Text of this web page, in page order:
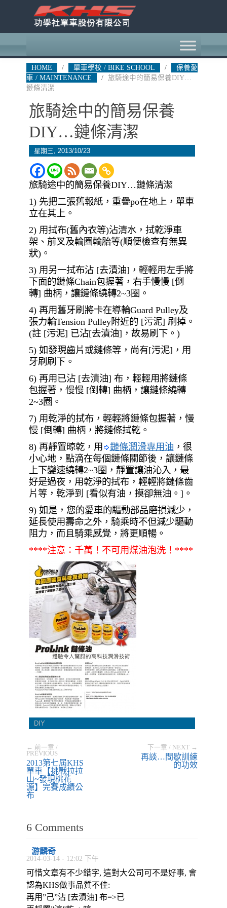
HOME / 單車學校 / BIKE SCHOOL /
保養愛
車 / MAINTENANCE
/
旅騎途中的簡易保養DIY…
鏈條清潔
旅騎途中的簡易保養
DIY…鏈條清潔
星期三, 2013/10/23
旅騎途中的簡易保養DIY…鏈條清潔
1) 先把二張舊報紙，重疊po在地上，單車
立在其上。
2) 用拭布(舊內衣等)沾清水，拭乾淨車
架、前叉及輪圈輪胎等(順便檢查有無異
狀)。
3) 用另一拭布沾 [去漬油]，輕輕用左手將
下面的鏈條Chain包握著，右手慢慢 [倒
轉] 曲柄，讓鏈條繞轉2~3圈。
4) 再用舊牙刷將卡在導輪Guard Pulley及
張力輪Tension Pulley附近的 [污泥] 刷掉。
(註 [污泥] 已沾[去漬油]，故易刷下。)
5) 如發現齒片或鏈條等，尚有[污泥]，用
牙刷刷下。
6) 再用已沾 [去漬油] 布，輕輕用將鏈條
包握著，慢慢 [倒轉] 曲柄，讓鏈條繞轉
2~3圈。
7) 用乾淨的拭布，輕輕將鏈條包握著，慢
慢 [倒轉] 曲柄，將鏈條拭乾。
8) 再靜置晾乾，用
鏈條潤滑專用油 ，很
小心地，點滴在每個鏈條關節後，讓鏈條
上下變速繞轉2~3圈，靜置讓油沁入，最
好是過夜，用乾淨的拭布，輕輕將鏈條齒
片等，乾淨到 [看似有油，摸卻無油。]。
9) 如是，您的愛車的驅動部品磨損減少，
延長使用壽命之外，騎乘時不但減少驅動
阻力，而且騎乘感覺，將更順暢。
****注意：千萬！不可用煤油泡洗！****
DIY
← 前一章 /
PREVIOUS
2013第七屆KHS
單車【挑戰拉拉
山~發現桃花
源】完賽成績公
布
下一章 / NEXT →
再談…間歇訓練
的功效
6 Comments
游麟奇
2014-03-14 - 12:02 下午
可惜文章有不少錯字, 這對大公司可不是好事, 會
認為KHS做事品質不佳:
再用”己”沾 [去漬油] 布=>已